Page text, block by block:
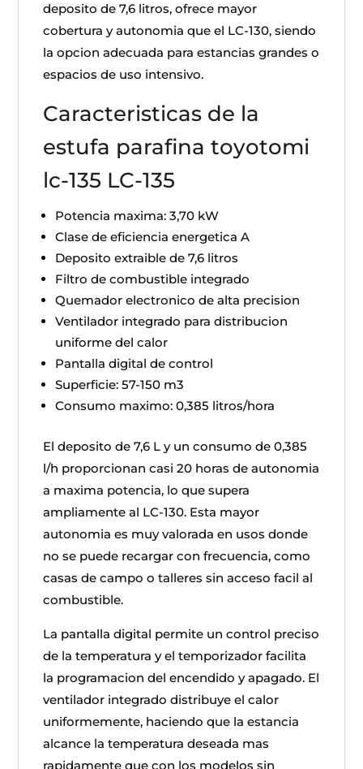
deposito de 7,6 litros, ofrece mayor
cobertura y autonomia que el LC-130, siendo
la opcion adecuada para estancias grandes o
espacios de uso intensivo.
Caracteristicas de la
estufa parafina toyotomi
lc-135 LC-135
Potencia maxima: 3,70 kW
Clase de eficiencia energetica A
Deposito extraible de 7,6 litros
Filtro de combustible integrado
Quemador electronico de alta precision
Ventilador integrado para distribucion
uniforme del calor
Pantalla digital de control
Superficie: 57-150 m3
Consumo maximo: 0,385 litros/hora
El deposito de 7,6 L y un consumo de 0,385
l/h proporcionan casi 20 horas de autonomia
a maxima potencia, lo que supera
ampliamente al LC-130. Esta mayor
autonomia es muy valorada en usos donde
no se puede recargar con frecuencia, como
casas de campo o talleres sin acceso facil al
combustible.
La pantalla digital permite un control preciso
de la temperatura y el temporizador facilita
la programacion del encendido y apagado. El
ventilador integrado distribuye el calor
uniformemente, haciendo que la estancia
alcance la temperatura deseada mas
rapidamente que con los modelos sin